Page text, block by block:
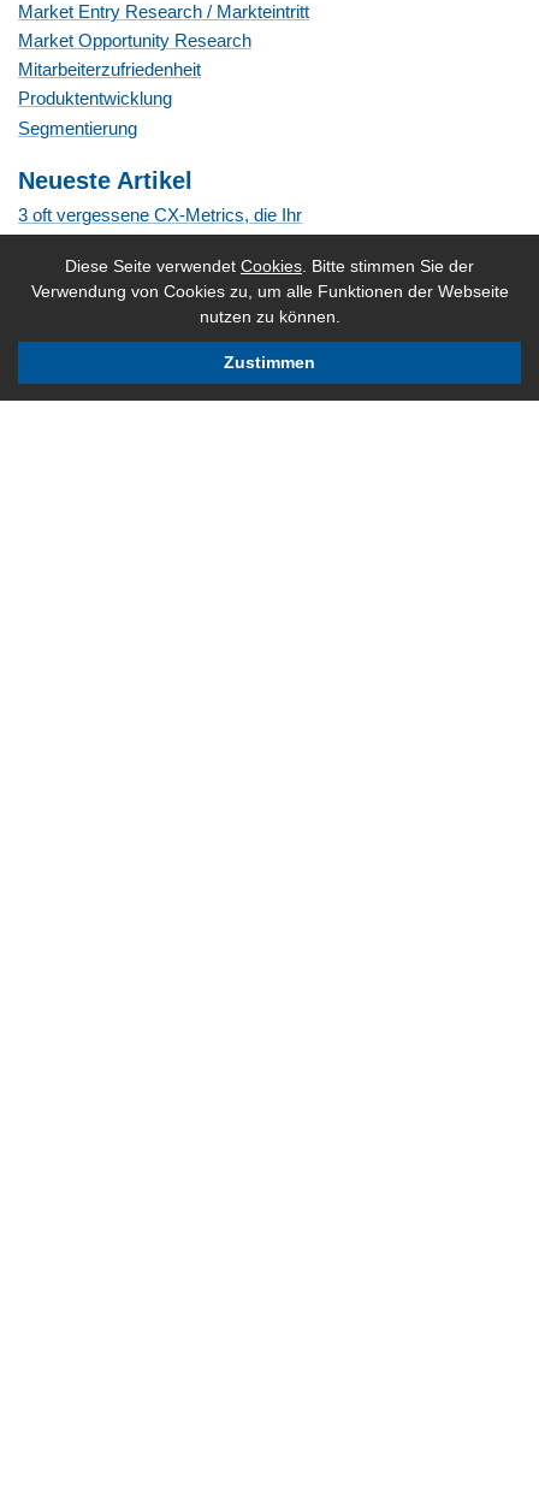
Market Entry Research / Markteintritt
Market Opportunity Research
Mitarbeiterzufriedenheit
Produktentwicklung
Segmentierung
Neueste Artikel
3 oft vergessene CX-Metrics, die Ihr
Mit dem Push-Pull-Modell erfolgreich neue Produkte auf den
Markt bringen
Diese Seite verwendet Cookies . Bitte stimmen Sie der
Verwendung von Cookies zu, um alle Funktionen der Webseite
nutzen zu können.
Zustimmen